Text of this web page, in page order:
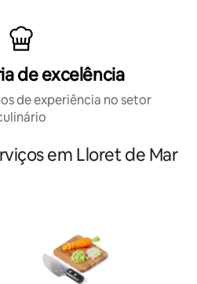
de excelência
de experiência no setor
em Lloret de Mar